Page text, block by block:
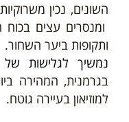
השונים, נכין
ומנסרים עצים בכוח
ותקופות ביער השחור.
נמשיך לגלישות של
בגרמנית, המהירה
למוזיאון בעיירה גוטח.